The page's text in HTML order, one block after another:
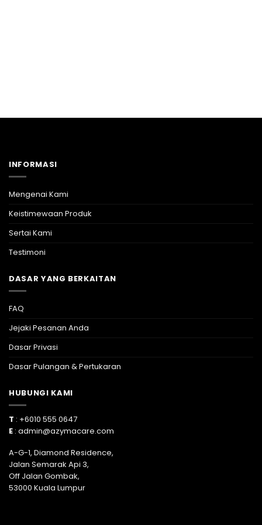
INFORMASI
Mengenai Kami
Keistimewaan Produk
Sertai Kami
Testimoni
DASAR YANG BERKAITAN
FAQ
Jejaki Pesanan Anda
Dasar Privasi
Dasar Pulangan & Pertukaran
HUBUNGI KAMI
T : +6010 555 0647
E : admin@azymacare.com
A-G-1, Diamond Residence,
Jalan Semarak Api 3,
Off Jalan Gombak,
53000 Kuala Lumpur